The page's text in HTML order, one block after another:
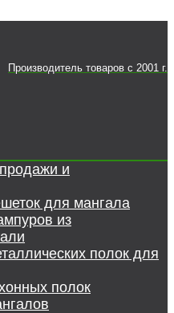
Производитель товаров c 2001 г.
и
для мангала
из
полок для
полок